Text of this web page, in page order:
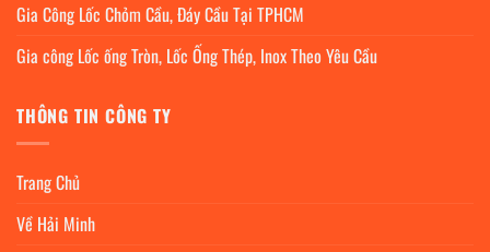
Gia Công Lốc Chỏm Cầu, Đáy Cầu Tại TPHCM
Gia công Lốc ống Tròn, Lốc Ống Thép, Inox Theo Yêu Cầu
THÔNG TIN CÔNG TY
Trang Chủ
Về Hải Minh